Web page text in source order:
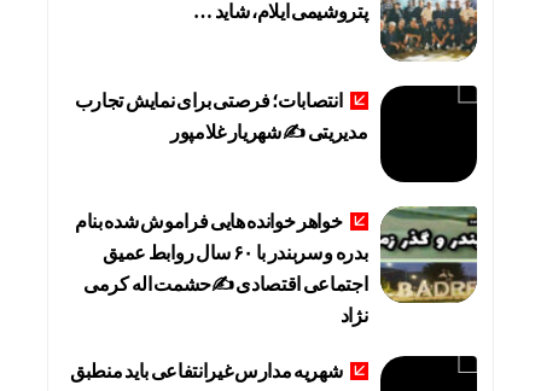
پتروشیمی ایلام، شاید …
انتصابات؛ فرصتی برای نمایش تجارب
مدیریتی ✍ شهریار غلامپور
خواهر خوانده هایی فراموش شده بنام
بدره و سربندر با ۶۰ سال روابط عمیق
اجتماعی اقتصادی ✍حشمت اله کرمی
نژاد
شهریه مدارس غیرانتفاعی باید منطبق